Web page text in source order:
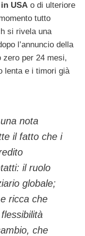
USA o di ulteriore
tutto
si rivela una
l’annuncio della
zero per 24 mesi,
lenta e i timori già
nota
il fatto che i
il ruolo
globale;
ricca che
che